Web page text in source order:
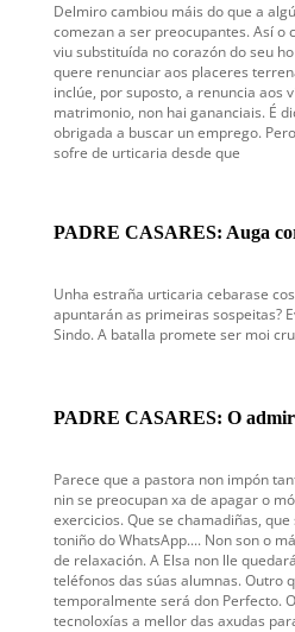
Delmiro cambiou máis do que a
comezan a ser preocupantes. Así o
viu substituída no corazón do seu
quere renunciar aos placeres
inclúe, por suposto, a renuncia aos
matrimonio, non hai gananciais. É
obrigada a buscar un emprego.
sofre de urticaria desde que
PADRE CASARES: Auga
Unha estraña urticaria cebarase
apuntarán as primeiras sospeitas?
Sindo. A batalla promete ser moi
PADRE CASARES: O
Parece que a pastora non impón
nin se preocupan xa de apagar o
exercicios. Que se chamadiñas,
toniño do WhatsApp.... Non son o
de relaxación. A Elsa non lle
teléfonos das súas alumnas. Outro
temporalmente será don Perfecto.
tecnoloxías a mellor das axudas